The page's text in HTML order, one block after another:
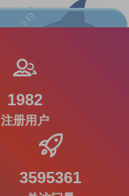
1982
注册用户
3595361